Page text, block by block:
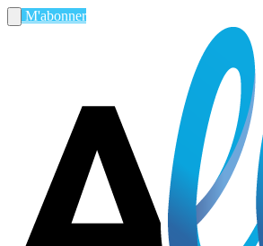
M'abonner